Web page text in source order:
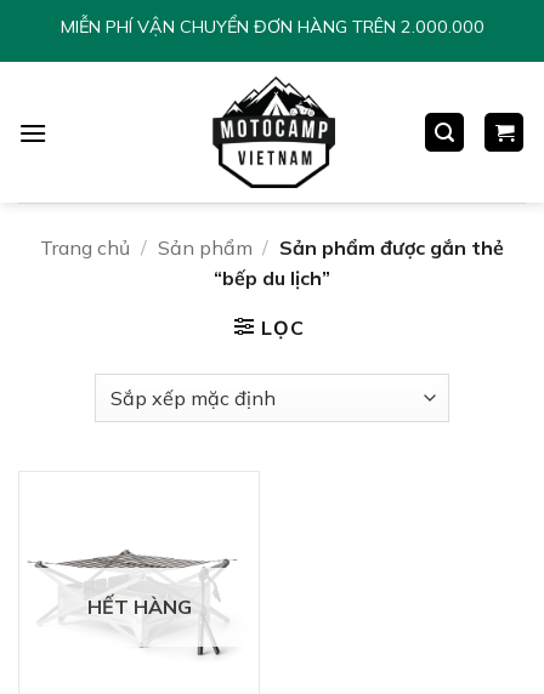
ChuyểnMIỄN PHÍ VẬN CHUYỂN ĐƠN HÀNG TRÊN 2.000.000
Trang chủ / Sản phẩm / Sản phẩm được gắn thẻ
“bếp du lịch”
LỌC
HẾT HÀNG